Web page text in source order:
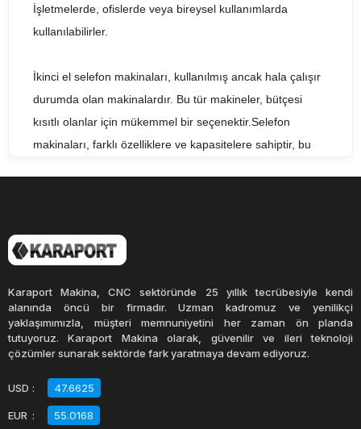
İşletmelerde, ofislerde veya bireysel kullanımlarda
kullanılabilirler.
İkinci el selefon makinaları, kullanılmış ancak hala çalışır
durumda olan makinalardır. Bu tür makineler, bütçesi
kısıtlı olanlar için mükemmel bir seçenektir.Selefon
makinaları, farklı özelliklere ve kapasitelere sahiptir, bu
Sahibinden satılık selefon makinaları, bireysel kullanıcılar
fiyatla satılmaktadır. Selefon makinası alım satım
işlemleri, birçok farklı platformda gerçekleştirilebilir. Bu
platformlar, ikinci el eşya satan mağazalar, online alışveriş
yöneten özel platformlar olabilir.Sonuç olarak, selefon
makineleri, farklı ihtiyaçlara uygun çeşitli özellikler ve
Karaport Makina, CNC sektöründe 25 yıllık tecrübesiyle kendi
alanında öncü bir firmadır. Uzman kadromuz ve yenilikçi
yaklaşımımızla, müşteri memnuniyetini her zaman ön planda
tutuyoruz. Karaport Makina olarak, güvenilir ve ileri teknoloji
çözümler sunarak sektörde fark yaratmaya devam ediyoruz.
USD : 47.6625
EUR : 55.0168